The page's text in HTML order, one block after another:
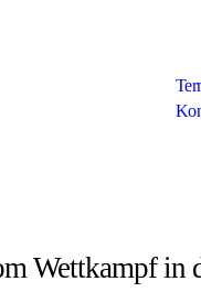
Wettkampf in